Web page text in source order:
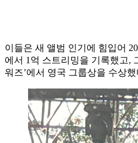
이들은 새 앨범 인기에 힘입어
에서 1억 스트리밍을 기록했고,
워즈’에서 영국 그룹상을 수상했